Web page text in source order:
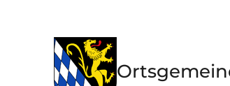
springen